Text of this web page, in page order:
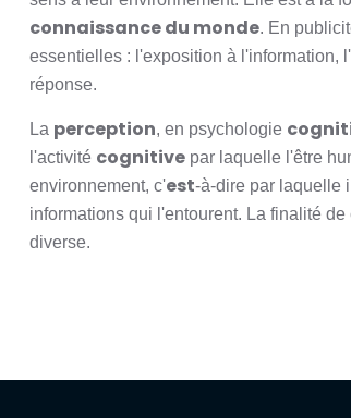
connaissance du monde. En
essentielles : l'exposition à l'information,
réponse.
La perception, en psychologie
l'activité cognitive par laquelle l'être
environnement, c'est-à-dire par laquelle
informations qui l'entourent. La finalité
diverse.